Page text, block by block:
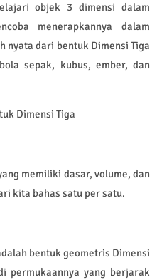
objek 3 dimensi dalam
menerapkannya dalam
nyata dari bentuk Dimensi Tiga
sepak, kubus, ember, dan
Dimensi Tiga
memiliki dasar, volume, dan
kita bahas satu per satu.
bentuk geometris Dimensi
permukaannya yang berjarak